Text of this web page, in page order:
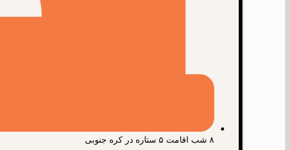
۸ شب اقامت ۵ ستاره در کره جنوبی